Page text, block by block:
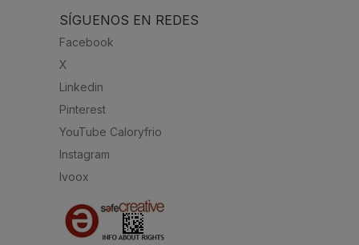
SÍGUENOS EN REDES
Facebook
X
Linkedin
Pinterest
YouTube Caloryfrio
Instagram
Ivoox